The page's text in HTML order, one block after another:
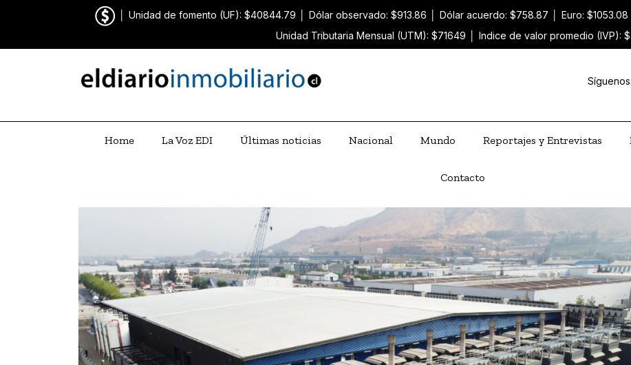
Unidad de fomento (UF): $40844.79 Dólar observado: $913.86 Dólar acuerdo: $758.87 Euro: $1053.08
Unidad Tributaria Mensual (UTM): $71649
Indice de valor promedio (IVP):
Síguenos:
Home La Voz EDI Últimas noticias Nacional Mundo Reportajes y Entrevistas
Contacto